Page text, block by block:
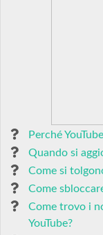
Perché
Quando si
Come si
Come
Come trovo i
YouTube?